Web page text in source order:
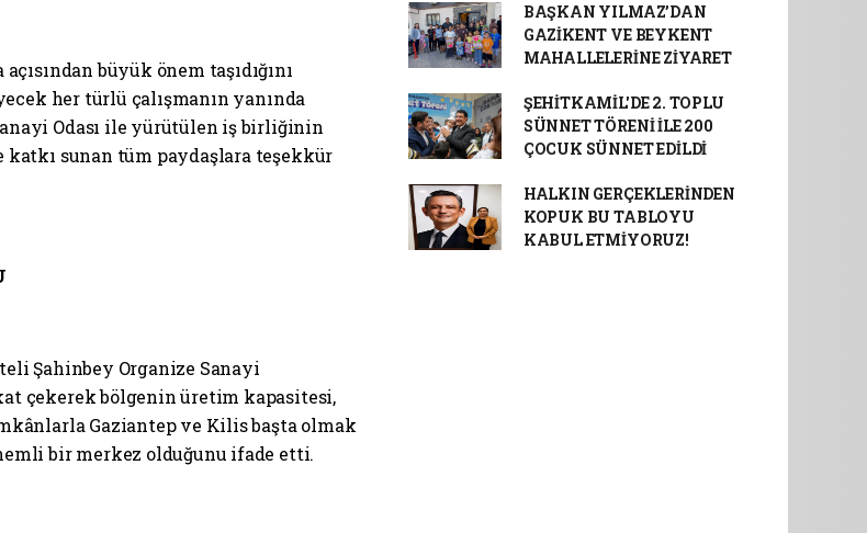
büyük önem taşıdığını
her türlü çalışmanın yanında
Odası ile yürütülen iş birliğinin
sunan tüm paydaşlara teşekkür
Şahinbey Organize Sanayi
çekerek bölgenin üretim kapasitesi,
Gaziantep ve Kilis başta olmak
bir merkez olduğunu ifade etti.
BAŞKAN YILMAZ’DAN
GAZİKENT VE BEYKENT
MAHALLELERİNE ZİYARET
ŞEHİTKAMİL'DE 2. TOPLU
SÜNNET TÖRENİ İLE 200
ÇOCUK SÜNNET EDİLDİ
HALKIN GERÇEKLERİNDEN
KOPUK BU TABLOYU
KABUL ETMİYORUZ!